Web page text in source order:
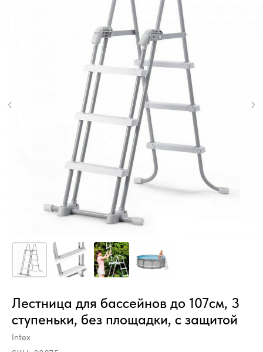
Лестница для бассейнов до 107см, 3
ступеньки, без площадки, с защитой
Intex